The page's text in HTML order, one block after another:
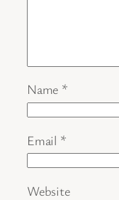
Name *
Email *
Website